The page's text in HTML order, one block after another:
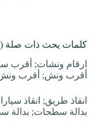
كلمات يحث ذات صلة
ارقام ونشات;
أقرب ونش; أقرب ونش
انقاذ طريق; انقاذ
بدالة سطحات; بدالة